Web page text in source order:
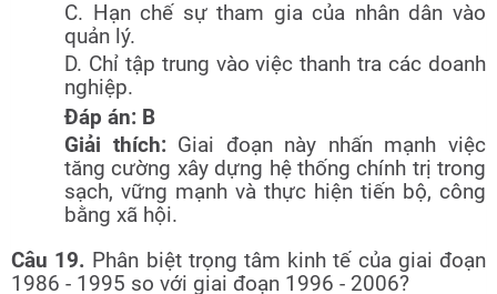
C. Hạn chế sự tham gia của nhân dân vào
quản lý.
D. Chỉ tập trung vào việc thanh tra các doanh
nghiệp.
Đáp án: B
Giải thích: Giai đoạn này nhấn mạnh việc
tăng cường xây dựng hệ thống chính trị trong
sạch, vững mạnh và thực hiện tiến bộ, công
bằng xã hội.
Câu 19. Phân biệt trọng tâm kinh tế của giai đoạn
1986 - 1995 so với giai đoạn 1996 - 2006?